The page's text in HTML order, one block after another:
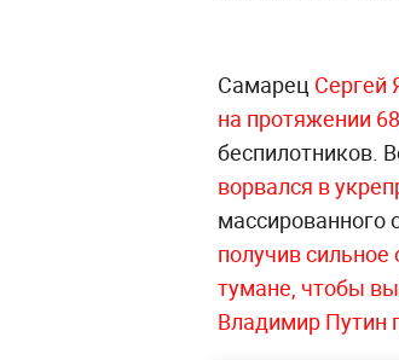
Самарец Сергей
на протяжении
беспилотников.
ворвался в
массированного
получив
тумане, чтобы
Владимир Путин